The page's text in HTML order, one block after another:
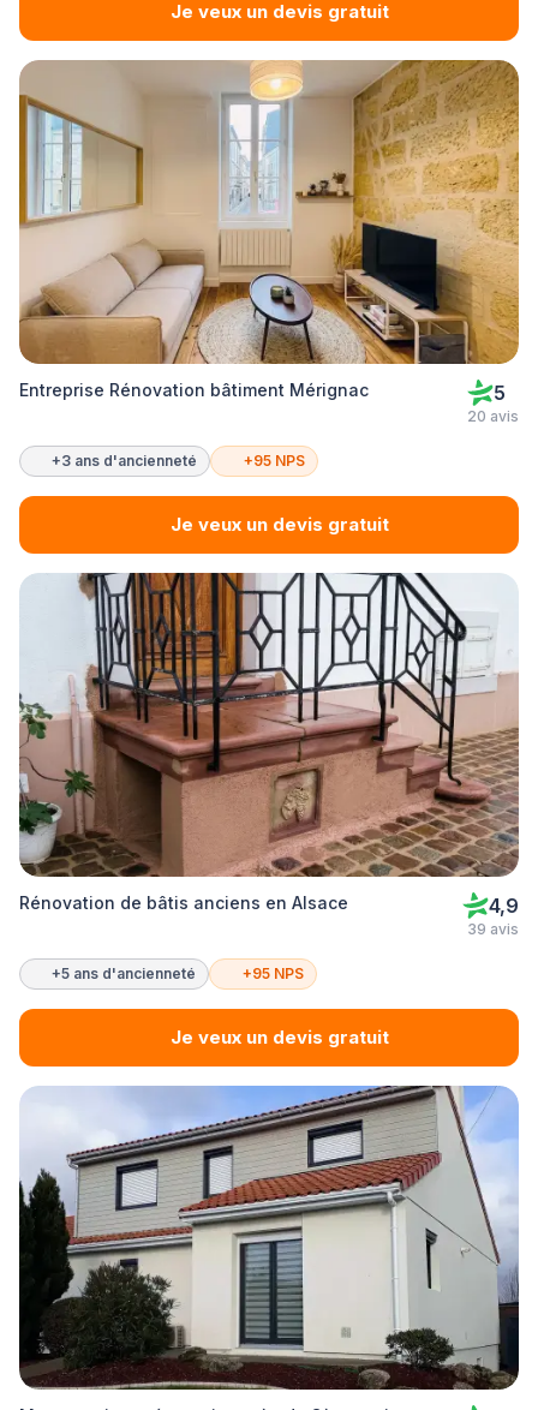
Je veux un devis gratuit
Entreprise Rénovation bâtiment Mérignac 5
20 avis
+3 ans d'ancienneté +95 NPS
Je veux un devis gratuit
Rénovation de bâtis anciens en Alsace 4,9
39 avis
+5 ans d'ancienneté +95 NPS
Je veux un devis gratuit